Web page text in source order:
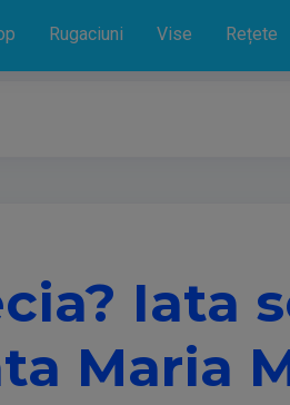
Rugaciuni Vise Rețete
Iata
Maria